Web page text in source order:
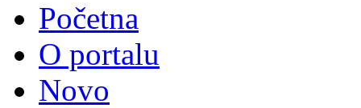
Početna
O portalu
Novo